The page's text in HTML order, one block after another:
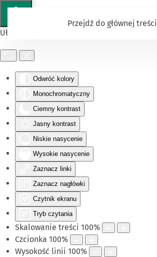
Ułatwienia dostępu
Odwróć kolory
Monochromatyczny
Ciemny kontrast
Jasny kontrast
Niskie nasycenie
Wysokie nasycenie
Zaznacz linki
Zaznacz nagłówki
Czytnik ekranu
Tryb czytania
Skalowanie treści 100%
Czcionka 100%
Wysokość linii 100%
Przejdź do głównej treści